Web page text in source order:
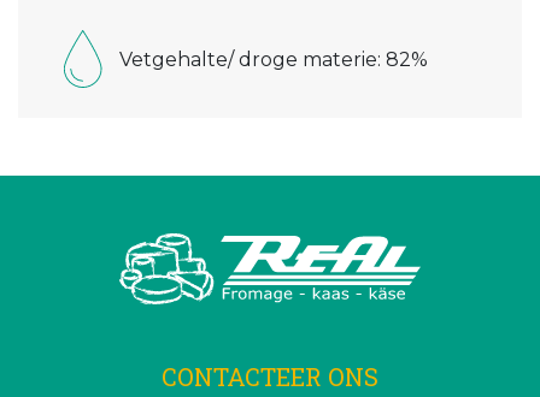
Vetgehalte/ droge materie: 82%
CONTACTEER ONS